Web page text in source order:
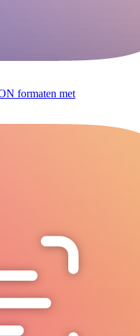
formaten met